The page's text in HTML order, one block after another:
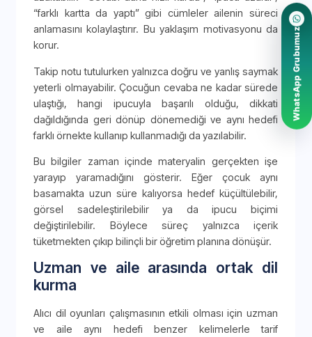
“farklı kartta da yaptı” gibi cümleler ailenin süreci
anlamasını kolaylaştırır. Bu yaklaşım motivasyonu da
korur.
Takip notu tutulurken yalnızca doğru ve yanlış saymak
yeterli olmayabilir. Çocuğun cevaba ne kadar sürede
ulaştığı, hangi ipucuyla başarılı olduğu, dikkati
dağıldığında geri dönüp dönemediği ve aynı hedefi
farklı örnekte kullanıp kullanmadığı da yazılabilir.
Bu bilgiler zaman içinde materyalin gerçekten işe
yarayıp yaramadığını gösterir. Eğer çocuk aynı
basamakta uzun süre kalıyorsa hedef küçültülebilir,
görsel sadeleştirilebilir ya da ipucu biçimi
değiştirilebilir. Böylece süreç yalnızca içerik
tüketmekten çıkıp bilinçli bir öğretim planına dönüşür.
Uzman ve aile arasında ortak dil
kurma
Alıcı dil oyunları çalışmasının etkili olması için uzman
ve aile aynı hedefi benzer kelimelerle tarif
WhatsApp Grubumuz